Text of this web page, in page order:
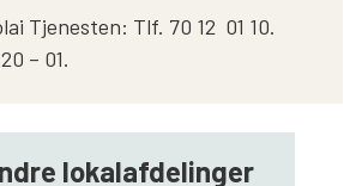
Tjenesten: Tlf. 70 12 01 10.
– 01.
lokalafdelinger